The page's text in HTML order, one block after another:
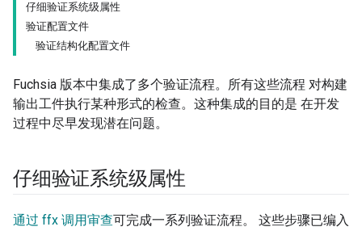
仔细验证系统级属性
验证配置文件
验证结构化配置文件
Fuchsia 版本中集成了多个验证流程。所有这些流程 对构建
输出工件执行某种形式的检查。这种集成的目的是 在开发
过程中尽早发现潜在问题。
仔细验证系统级属性
通过 ffx 调用审查可完成一系列验证流程。 这些步骤已编入